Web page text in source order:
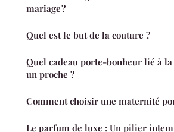
mariage ?
Quel est le but de la couture ?
Quel cadeau porte-bonheur lié à
un proche ?
Comment choisir une maternité
Le parfum de luxe : Un pilier